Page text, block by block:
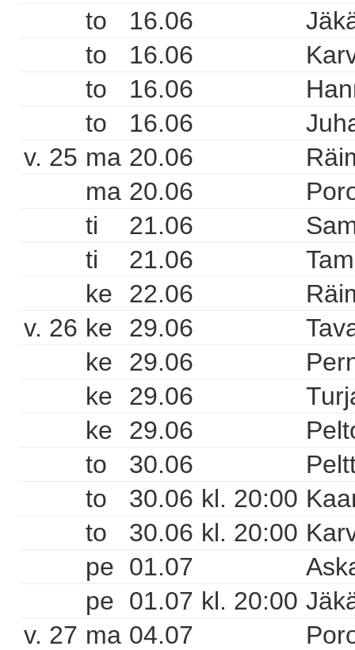
to
16.06
to
16.06
to
16.06
to
16.06
v. 25 ma 20.06
ma 20.06
ti
21.06
ti
21.06
ke
22.06
v. 26 ke 29.06
ke
29.06
ke
29.06
ke
29.06
to
30.06
to
30.06 kl. 20:00
to
30.06 kl. 20:00
pe 01.07
pe 01.07 kl. 20:00
v. 27 ma 04.07